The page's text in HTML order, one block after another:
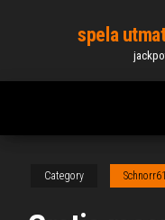
content
spela
Category